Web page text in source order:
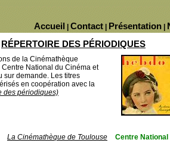
Présentation
Contact
Accueil
RÉPERTOIRE DES PÉRIODIQUES
de la Cinémathèque
National du Cinéma et
sur demande. Les titres
en coopération avec la
des périodiques)
La Cinémathèque de Toulouse
Centre